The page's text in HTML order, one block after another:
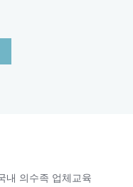
내 의수족 업체교육